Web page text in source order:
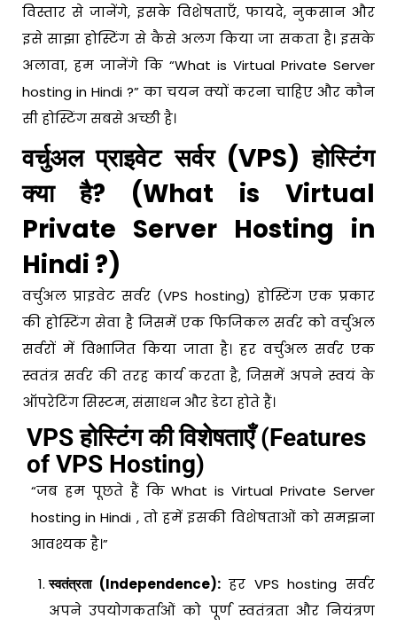
2
0
2
6
विस्तार से जानेंगे, इसके विशेषताएँ, फायदे, नुकसान और
इसे साझा होस्टिंग से कैसे अलग किया जा सकता है। इसके
अलावा, हम जानेंगे कि “What is Virtual Private Server
hosting in Hindi ?” का चयन क्यों करना चाहिए और कौन
सी होस्टिंग सबसे अच्छी है।
वर्चुअल प्राइवेट सर्वर (VPS) होस्टिंग
क्या है? (What is Virtual
Private Server Hosting in
Hindi ?)
वर्चुअल प्राइवेट सर्वर (VPS hosting) होस्टिंग एक प्रकार
की होस्टिंग सेवा है जिसमें एक फिजिकल सर्वर को वर्चुअल
सर्वरों में विभाजित किया जाता है। हर वर्चुअल सर्वर एक
स्वतंत्र सर्वर की तरह कार्य करता है, जिसमें अपने स्वयं के
ऑपरेटिंग सिस्टम, संसाधन और डेटा होते हैं।
VPS होस्टिंग की विशेषताएँ (Features
of VPS Hosting)
“जब हम पूछते हैं कि What is Virtual Private Server
hosting in Hindi , तो हमें इसकी विशेषताओं को समझना
आवश्यक है।”
स्वतंत्रता (Independence):हर VPS hosting सर्वर
अपने उपयोगकर्ताओं को पूर्ण स्वतंत्रता और नियंत्रण